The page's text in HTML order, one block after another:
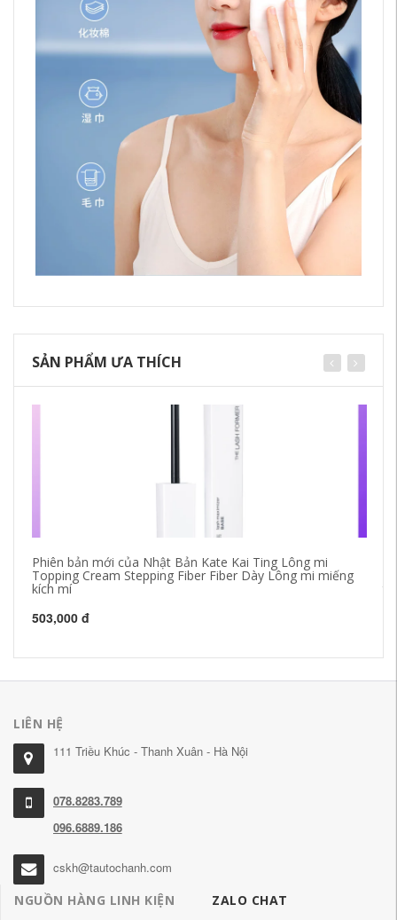
SẢN PHẨM ƯA THÍCH
Phiên bản mới của Nhật Bản Kate Kai Ting Lông mi
Topping Cream Stepping Fiber Fiber Dày Lông mi miếng
kích mí
503,000 đ
LIÊN HỆ
111 Triều Khúc - Thanh Xuân - Hà Nội
078.8283.789
096.6889.186
cskh@tautochanh.com
NGUỒN HÀNG LINH KIỆN
ZALO CHAT